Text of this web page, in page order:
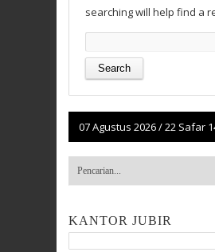
searching will help find a
for:
07 Agustus 2026/22 Safar
KANTOR JUBIR